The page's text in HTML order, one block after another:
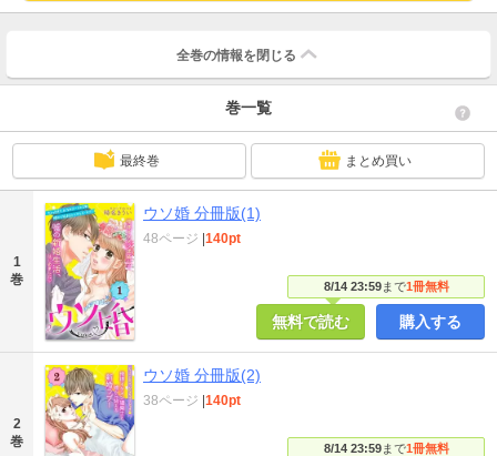
全巻の情報を 閉じる
巻一覧
最終巻 まとめ買い
1
巻
ウソ婚 分冊版(1)
8/14 23:59まで1冊無料
48ページ |140pt
無料で読む 購入する
2
巻
ウソ婚 分冊版(2)
8/14 23:59まで1冊無料
38ページ |140pt